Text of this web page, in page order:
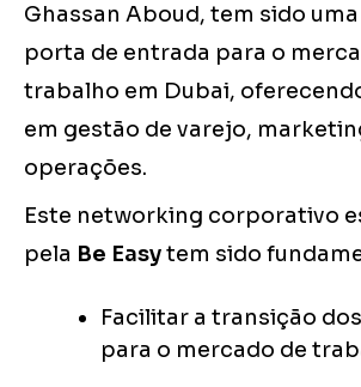
Ghassan Aboud, tem sido
porta de entrada para o
trabalho em Dubai,
em gestão de varejo,
operações.
Este networking corporativo
pela Be Easytem sido
Facilitar a transição
para o mercado de